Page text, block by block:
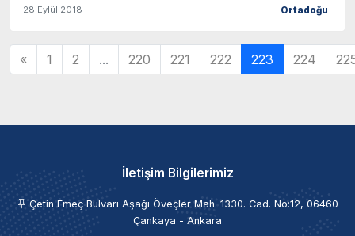
28 Eylül 2018 Ortadoğu
« 1 2 ... 220 221 222 223 224
İletişim Bilgilerimiz
Çetin Emeç Bulvarı Aşağı Öveçler Mah. 1330. Cad. No:12, 06460
Çankaya - Ankara